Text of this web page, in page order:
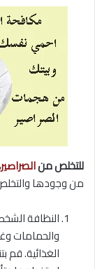
للتخلص منالصراصير
من وجودها
النظافة
والحمامات
الغذائية. قم